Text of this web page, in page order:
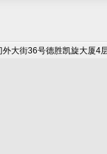
大街36号德胜凯旋大厦4